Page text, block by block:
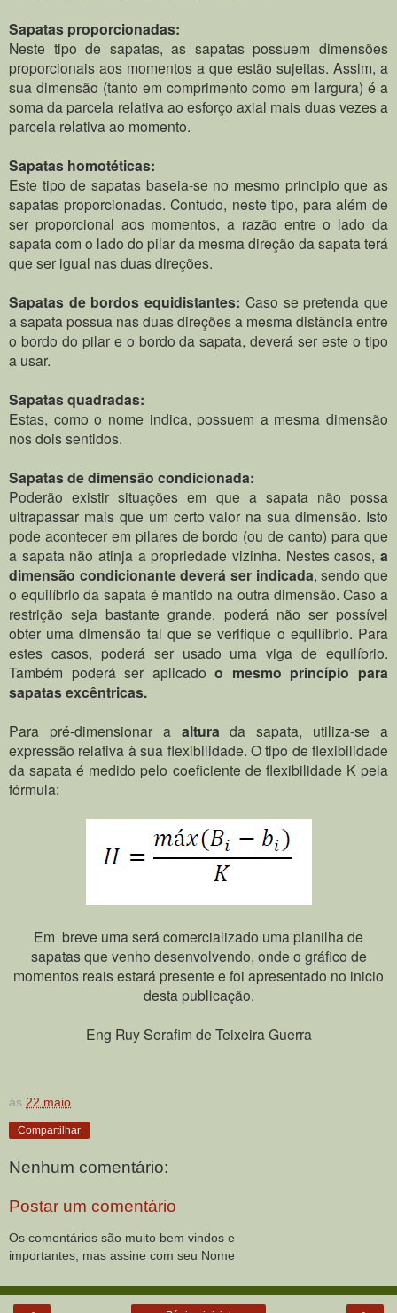
Sapatas proporcionadas:
Neste tipo de sapatas, as sapatas possuem dimensões
proporcionais aos momentos a que estão sujeitas. Assim, a
sua dimensão (tanto em comprimento como em largura) é a
soma da parcela relativa ao esforço axial mais duas vezes a
parcela relativa ao momento.
Sapatas homotéticas:
Este tipo de sapatas baseia-se no mesmo principio que as
sapatas proporcionadas. Contudo, neste tipo, para além de
ser proporcional aos momentos, a razão entre o lado da
sapata com o lado do pilar da mesma direção da sapata terá
que ser igual nas duas direções.
Sapatas de bordos equidistantes: Caso se pretenda que
a sapata possua nas duas direções a mesma distância entre
o bordo do pilar e o bordo da sapata, deverá ser este o tipo
a usar.
Sapatas quadradas:
Estas, como o nome indica, possuem a mesma dimensão
nos dois sentidos.
Sapatas de dimensão condicionada:
Poderão existir situações em que a sapata não possa
ultrapassar mais que um certo valor na sua dimensão. Isto
pode acontecer em pilares de bordo (ou de canto) para que
a sapata não atinja a propriedade vizinha. Nestes casos, a
dimensão condicionante deverá ser indicada, sendo que
o equilíbrio da sapata é mantido na outra dimensão. Caso a
restrição seja bastante grande, poderá não ser possível
obter uma dimensão tal que se verifique o equilíbrio. Para
estes casos, poderá ser usado uma viga de equilíbrio.
Também poderá ser aplicadoo mesmo princípio para
sapatas excêntricas.
Para pré-dimensionar a altura da sapata, utiliza-se a
expressão relativa à sua flexibilidade. O tipo de flexibilidade
da sapata é medido pelo coeficiente de flexibilidade K pela
fórmula:
Em breve uma será comercializado uma planilha de
sapatas que venho desenvolvendo, onde o gráfico de
momentos reais estará presente e foi apresentado no inicio
desta publicação.
Eng Ruy Serafim de Teixeira Guerra
às 22 maio
Compartilhar
Nenhum comentário:
Postar um comentário
Os comentários são muito bem vindos e
importantes, mas assine com seu Nome